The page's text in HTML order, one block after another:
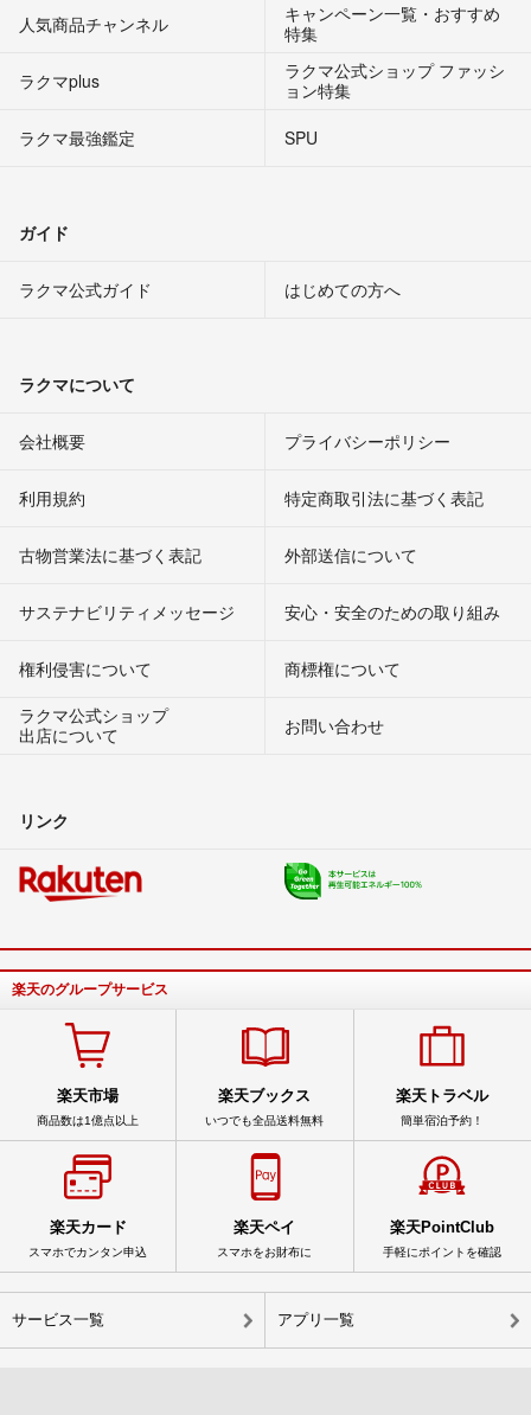
人気商品チャンネル
キャンペーン一覧・おすすめ
特集
ラクマplus
ラクマ公式ショップ ファッシ
ョン特集
ラクマ最強鑑定
SPU
ガイド
ラクマ公式ガイド はじめての方へ
ラクマについて
会社概要 プライバシーポリシー
利用規約 特定商取引法に基づく表記
古物営業法に基づく表記 外部送信について
サステナビリティメッセージ 安心・安全のための取り組み
権利侵害について
商標権について
ラクマ公式ショップ
出店について
お問い合わせ
リンク
楽天のグループサービス
楽天市場
商品数は1億点以上
楽天ブックス
いつでも全品送料無料
楽天トラベル
簡単宿泊予約！
楽天カード
スマホでカンタン申込
楽天ペイ
スマホをお財布に
楽天PointClub
手軽にポイントを確認
サービス一覧 アプリ一覧